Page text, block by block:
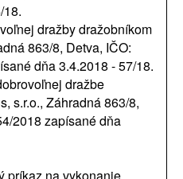
dražby dražobníkom
863/8, Detva, IČO:
dňa 3.4.2018 - 57/18.
dražbe
s.r.o., Záhradná 863/8,
2018 zapísané dňa